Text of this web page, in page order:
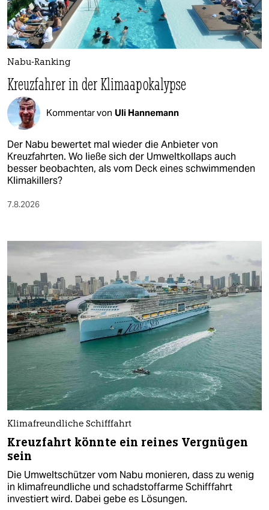
Nabu-Ranking
Kreuzfahrer in der Klimaapokalypse
Kommentar von Uli Hannemann
Der Nabu bewertet mal wieder die Anbieter von
Kreuzfahrten. Wo ließe sich der Umweltkollaps auch
besser beobachten, als vom Deck eines schwimmenden
Klimakillers?
7.8.2026
Klimafreundliche Schifffahrt
Kreuzfahrt könnte ein reines Vergnügen
sein
Die Umweltschützer vom Nabu monieren, dass zu wenig
in klimafreundliche und schadstoffarme Schifffahrt
investiert wird. Dabei gebe es Lösungen.